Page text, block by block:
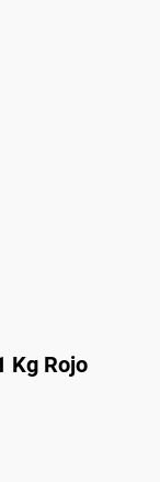
Kg Rojo